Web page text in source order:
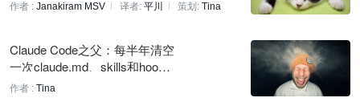
作者 : Janakiram MSV 译者: 平川 策划: Tina
Claude Code之父：每半年清空
一次claude.md、skills和hook
s，模型自己会想办法
作者 : Tina